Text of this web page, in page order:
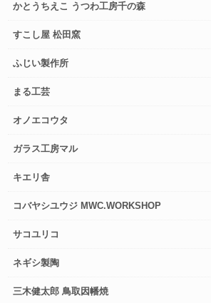
かとうちえこ うつわ工房千の森
すこし屋 松田窯
ふじい製作所
まる工芸
オノエコウタ
ガラス工房マル
キエリ舎
コバヤシユウジ MWC.WORKSHOP
サコユリコ
ネギシ製陶
三木健太郎 鳥取因幡焼